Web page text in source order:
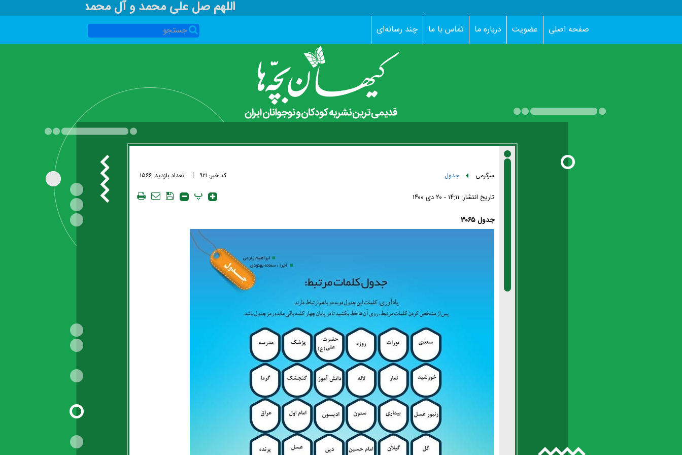
اللهم صل علی محمد و آل محمد و عجل فرجهم
صفحه اصلی عضویت درباره ما تماس با ما چند رسانه‌ای
سرگرمی جدول کد خبر: ۹۲۱ تعداد بازدید: ۱۵۶۶
تاریخ انتشار: ۱۴:۱۱ - ۲۰ دی ۱۴۰۰ پ
جدول ۳۰۶۵